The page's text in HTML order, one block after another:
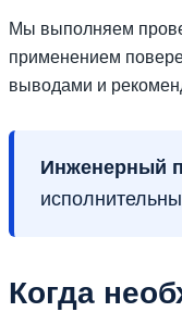
Мы выполняем
применением
выводами и
Инженерный
Когда